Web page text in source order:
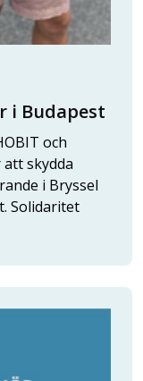
i Budapest
och
skydda
i Bryssel
Solidaritet